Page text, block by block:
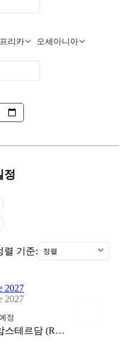
리카
오세아니아
정
렬 기준: 정렬
2027
2027
정
네덜란드 암스테르담 (RAI Exhibition Centre)